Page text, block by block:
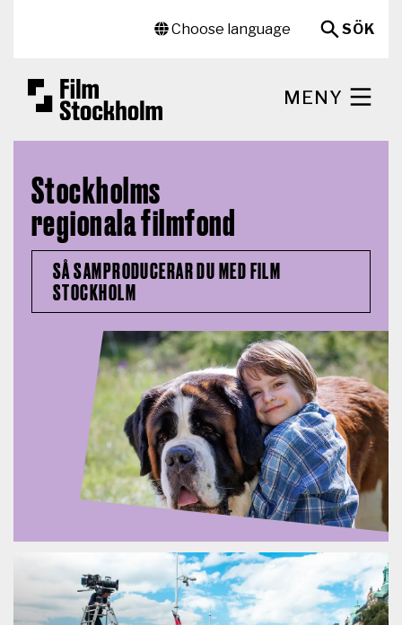
Choose language
SÖK
MENY
Stockholms
regionala filmfond
SÅ SAMPRODUCERAR DU MED FILM
STOCKHOLM